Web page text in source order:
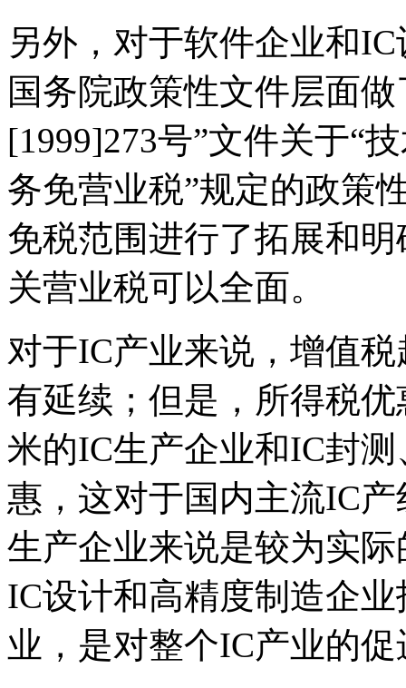
另外，对于软件企业和
国务院政策性文件层面
[1999]273号”文件关于“
务免营业税”规定的政策
免税范围进行了拓展和
关营业税可以全面。
对于IC产业来说，增值
有延续；但是，所得税
米的IC生产企业和IC封
惠，这对于国内主流IC
生产企业来说是较为实
IC设计和高精度制造企
业，是对整个IC产业的促